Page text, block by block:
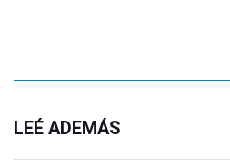
LEÉ ADEMÁS